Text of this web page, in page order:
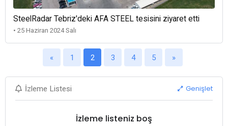
SteelRadar Tebriz'deki AFA STEEL tesisini ziyaret etti
• 25 Haziran 2024 Salı
« 1 2 3 4 5 »
İzleme Listesi Genişlet
İzleme listeniz boş